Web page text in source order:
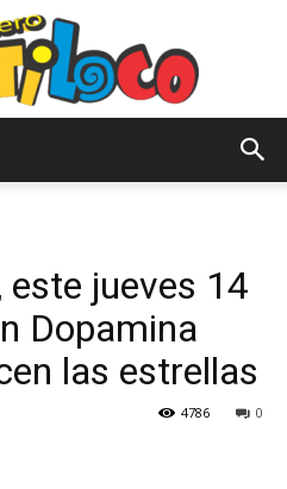
Notiloco
de
jueves 14
Dopamina
las estrellas
0
4786